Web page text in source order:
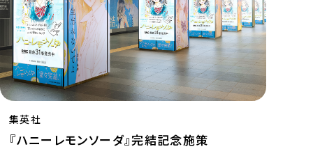
集英社
『ハニーレモンソーダ』完結記念施策